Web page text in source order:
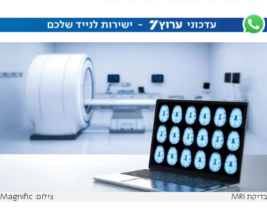
בדיקת MRI צילום: Magnific